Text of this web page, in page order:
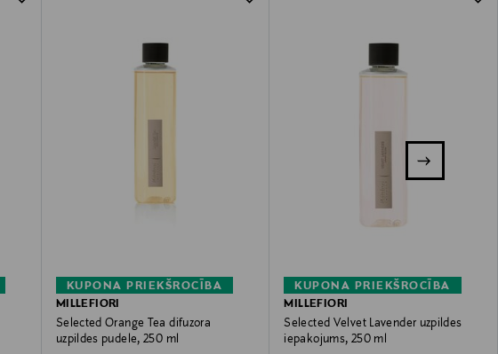
KUPONA PRIEKŠROCĪBA
MILLEFIORI
Selected Orange Tea difuzora
uzpildes pudele, 250 ml
KUPONA PRIEKŠROCĪBA
MILLEFIORI
Selected Velvet Lavender uzpildes
iepakojums, 250 ml